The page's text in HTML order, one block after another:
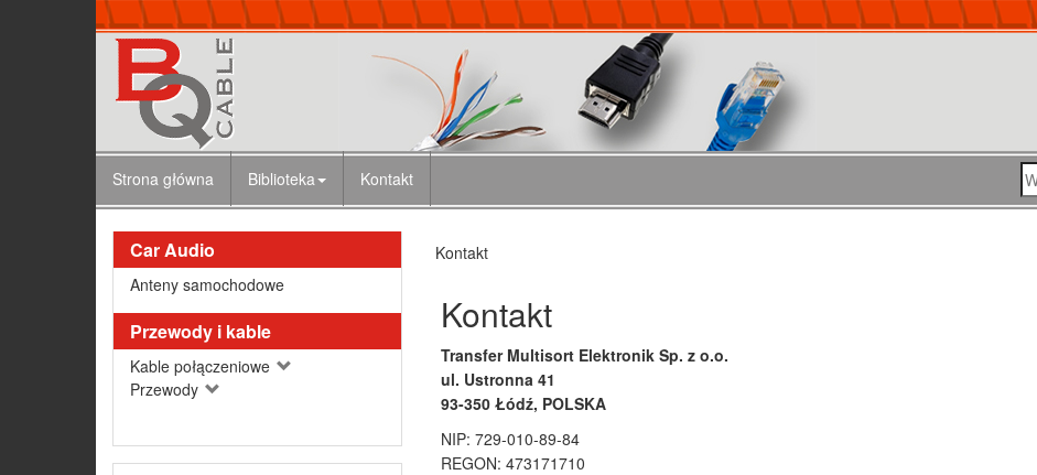
Strona główna Biblioteka Kontakt
Car Audio
Anteny samochodowe
Przewody i kable
Kable połączeniowe
Przewody
Kontakt
Kontakt
Transfer Multisort Elektronik Sp. z o.o.
ul. Ustronna 41
93-350 Łódź, POLSKA
NIP: 729-010-89-84
REGON: 473171710